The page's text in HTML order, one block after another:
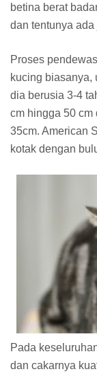
betina berat
dan tentunya
Proses
kucing biasanya,
dia berusia 3-4
cm hingga 50 cm
35cm. American
kotak dengan
Pada
dan cakarnya